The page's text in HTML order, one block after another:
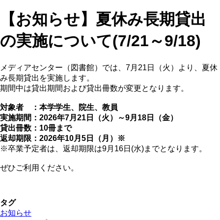
【お知らせ】夏休み長期貸出
の実施について(7/21～9/18)
メディアセンター（図書館）では、7月21日（火）より、夏休
み長期貸出を実施します。
期間中は貸出期間および貸出冊数が変更となります。
対象者 ：本学学生、院生、教員
実施期間：2026年7月21日（火）～9月18日（金）
貸出冊数：10冊まで
返却期限：2026年10月5日（月）※
※卒業予定者は、返却期限は9月16日(水)までとなります。
ぜひご利用ください。
タグ
お知らせ